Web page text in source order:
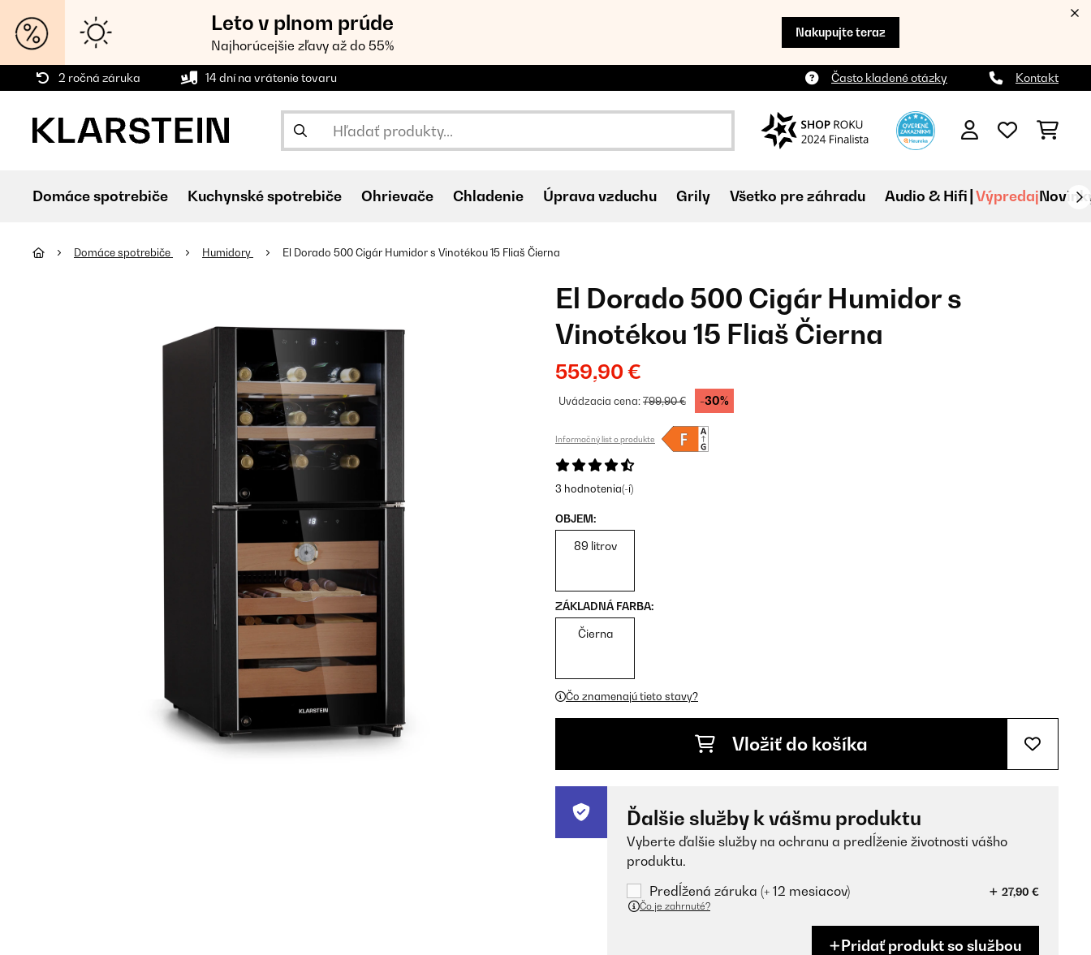
Leto v plnom prúde
Najhorúcejšie zľavy až do 55%
Nakupujte teraz
2 ročná záruka 14 dní na vrátenie tovaru Často kladené otázky Kontakt
Domáce spotrebiče Kuchynské spotrebiče Ohrievače Chladenie Úprava vzduchu Grily Všetko pre záhradu Audio & Hifi Výpredaj
Domáce spotrebiče Humidory El Dorado 500 Cigár Humidor s Vinotékou 15 Fliaš Čierna
El Dorado 500 Cigár Humidor s
Vinotékou 15 Fliaš Čierna
559,90 €
Uvádzacia cena:799,90 € -30%
Informačný list o produkte
3 hodnotenia(-í)
OBJEM:
89 litrov
ZÁKLADNÁ FARBA:
Čierna
Čo znamenajú tieto stavy?
Vložiť do košíka
Ďalšie služby k vášmu produktu
Vyberte ďalšie služby na ochranu a predĺženie životnosti vášho
produktu.
Predĺžená záruka (+ 12 mesiacov)
27,90 €
Čo je zahrnuté?
Pridať produkt so službou